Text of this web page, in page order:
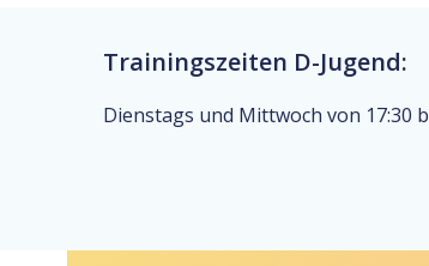
Trainingszeiten D-Jugend:
Dienstags und Mittwoch von 17:30